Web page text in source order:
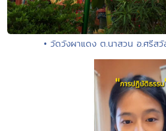
• วัดวังผาแดง ต.นาสวน อ.ศรีส